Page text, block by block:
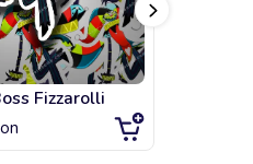
Fizzarolli